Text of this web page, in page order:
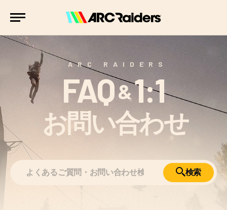
ARC RAIDERS
FAQ&1:1
お問い合わせ
検索